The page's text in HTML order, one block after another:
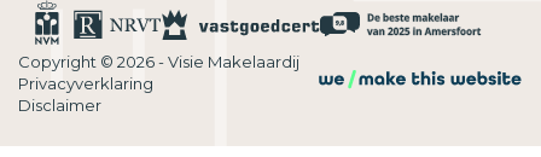
Copyright © 2026 - Visie Makelaardij
Privacyverklaring
Disclaimer